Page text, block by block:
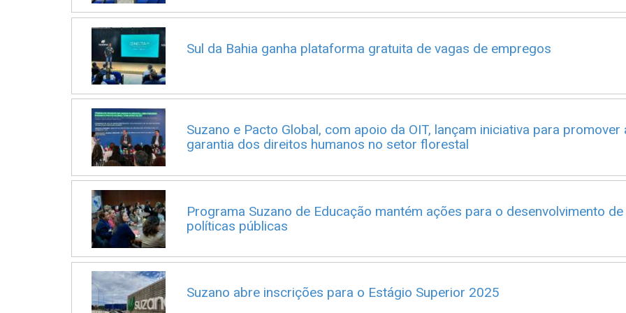
Sul da Bahia ganha plataforma gratuita de vagas de empregos
Suzano e Pacto Global, com apoio da OIT, lançam iniciativa para promover
garantia dos direitos humanos no setor florestal
Programa Suzano de Educação mantém ações para o desenvolvimento de
políticas públicas
Suzano abre inscrições para o Estágio Superior 2025